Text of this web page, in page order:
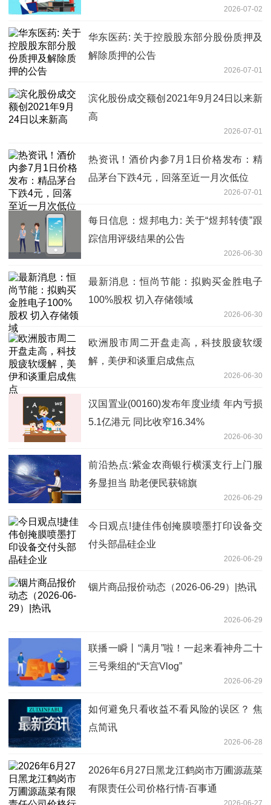
2026-07-02
华东医药: 关于控股股东部分股份质押及
解除质押的公告
2026-07-01
滨化股份成交额创2021年9月24日以来新
高
2026-07-01
热资讯！酒价内参7月1日价格发布：精
品茅台下跌4元，回落至近一月次低位
2026-07-01
每日信息：煜邦电力: 关于“煜邦转债”跟
踪信用评级结果的公告
2026-06-30
最新消息：恒尚节能：拟购买金胜电子
100%股权 切入存储领域
2026-06-30
欧洲股市周二开盘走高，科技股疲软缓
解，美伊和谈重启成焦点
2026-06-30
汉国置业(00160)发布年度业绩 年内亏损
5.1亿港元 同比收窄16.34%
2026-06-30
前沿热点:紫金农商银行横溪支行上门服
务显担当 助老便民获锦旗
2026-06-29
今日观点!捷佳伟创掩膜喷墨打印设备交
付头部晶硅企业
2026-06-29
铟片商品报价动态（2026-06-29）|热讯
2026-06-29
联播一瞬丨“满月”啦！一起来看神舟二十
三号乘组的“天宫Vlog”
2026-06-29
如何避免只看收益不看风险的误区？ 焦
点简讯
2026-06-28
2026年6月27日黑龙江鹤岗市万圃源蔬菜
有限责任公司价格行情-百事通
2026-06-27